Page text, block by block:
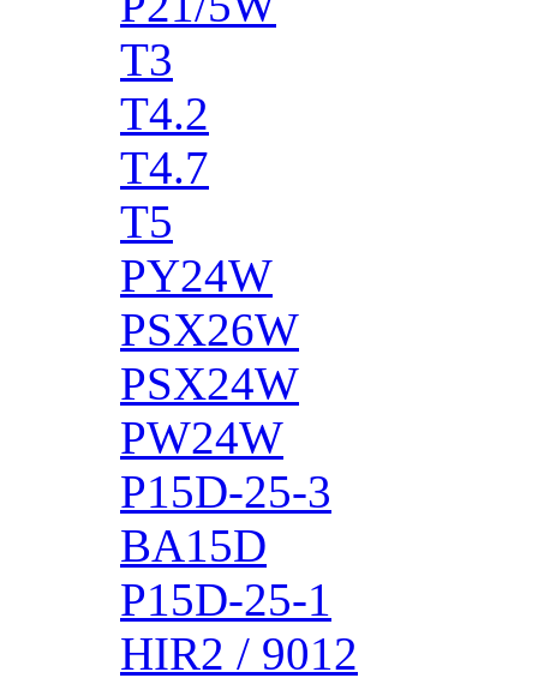
T3
T4.2
T4.7
T5
PY24W
PSX26W
PSX24W
PW24W
P15D-25-3
BA15D
P15D-25-1
HIR2 / 9012